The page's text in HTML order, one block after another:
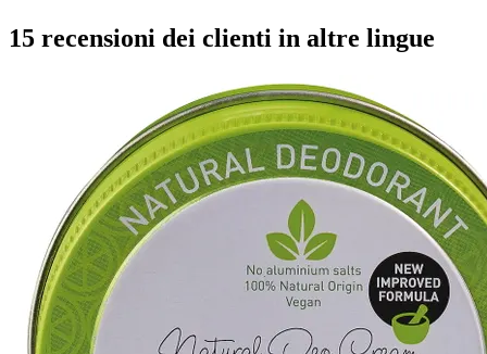
15 recensioni dei clienti in altre lingue